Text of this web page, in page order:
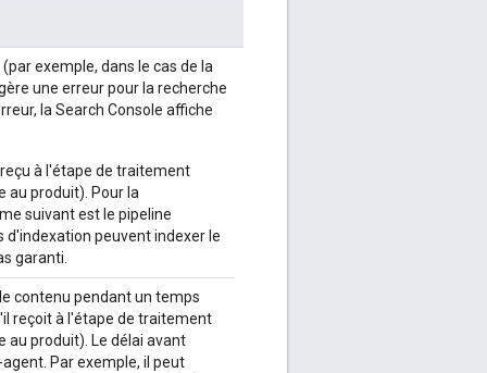
exemple, dans le cas de la
une erreur pour la recherche
la Search Console affiche
à l'étape de traitement
au produit). Pour la
suivant est le pipeline
d'indexation peuvent indexer le
garanti.
contenu pendant un temps
reçoit à l'étape de traitement
au produit). Le délai avant
Par exemple, il peut